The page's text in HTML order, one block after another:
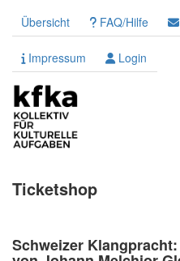
Übersicht FAQ/Hilfe
Impressum Login
Ticketshop
Schweizer